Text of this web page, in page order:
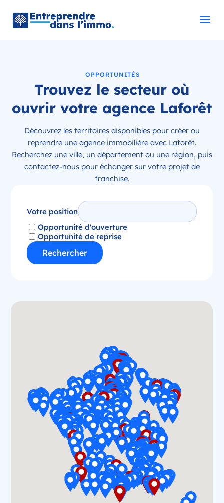
OPPORTUNITÉS
Trouvez le secteur où
ouvrir votre agence Laforêt
Découvrez les territoires disponibles pour créer ou
reprendre une agence immobilière avec Laforêt.
Recherchez une ville, un département ou une région, puis
contactez-nous pour échanger sur votre projet de
franchise.
Votre position
Opportunité d'ouverture
Opportunité de reprise